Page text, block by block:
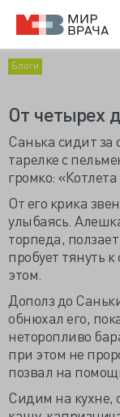
Блоги
От четырех
Санька сидит за
тарелке с
громко:
От его крика
улыбаясь.
торпеда,
пробует тянуть
этом.
Дополз до
обнюхал его,
неторопливо
при этом не
позвал на
Сидим на кухне,